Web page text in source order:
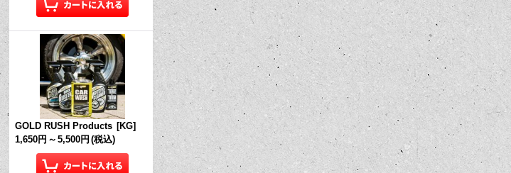
GOLD RUSH Products [KG]
1,650円 ～ 5,500円 (税込)